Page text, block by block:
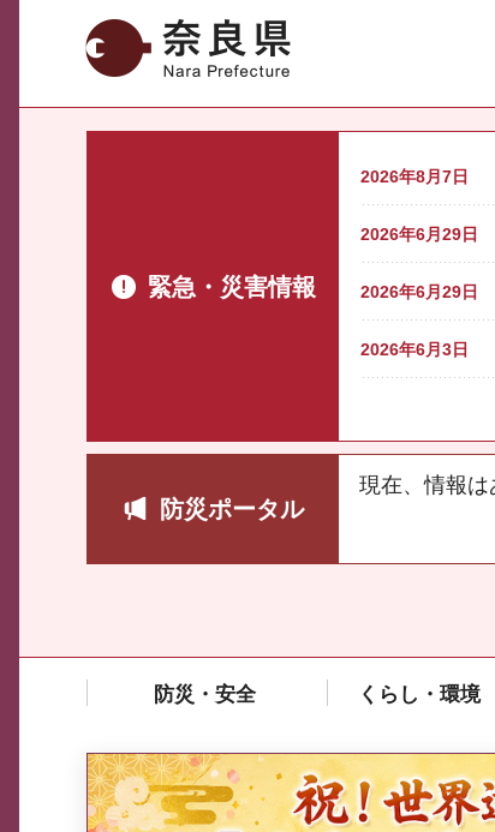
奈良県
緊急・災害情報
2026年8月7日
2026年6月29日
2026年6月29日
2026年6月3日
防災ポータル
現在、情報は
防災・安全 くらし・環境